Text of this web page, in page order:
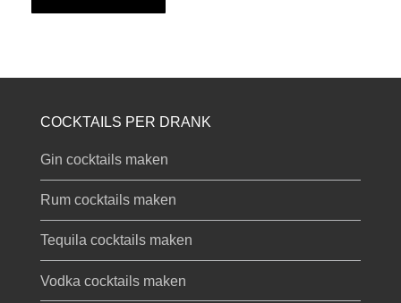
COCKTAILS PER DRANK
Gin cocktails maken
Rum cocktails maken
Tequila cocktails maken
Vodka cocktails maken